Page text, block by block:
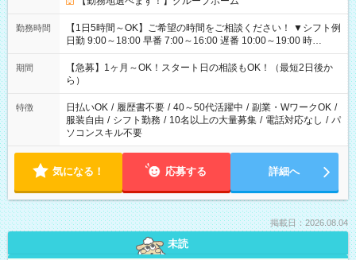
勤務時間
【1日5時間～OK】ご希望の時間をご相談ください！ ▼シフト例
日勤 9:00～18:00 早番 7:00～16:00 遅番 10:00～19:00 時
短 10:00～15:00 上記はあくまで一例です。 「夕方までには帰
宅しておきたい」 「朝はゆっくりのスタートがいい」 「お昼の
時間を有効に使いたい」 など、ご希望があれば教えてください
ね。
期間
【急募】1ヶ月～OK！スタート日の相談もOK！（最短2日後か
ら）
特徴 日払いOK / 履歴書不要 / 40～50代活躍中 / 副業・WワークOK /
服装自由 / シフト勤務 / 10名以上の大量募集 / 電話対応なし / パ
ソコンスキル不要
気になる！ 応募する 詳細へ
掲載日：2026.08.04
未読